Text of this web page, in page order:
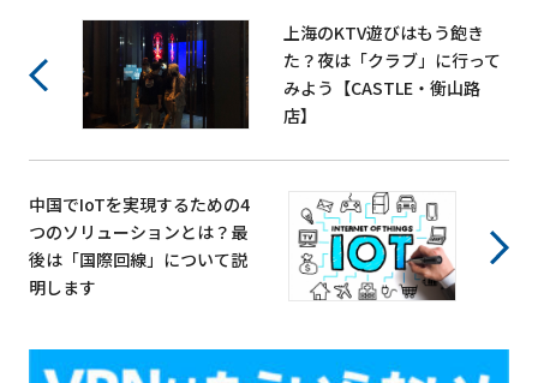
上海のKTV遊びはもう飽き
た？夜は「クラブ」に行って
みよう【CASTLE・衡山路
店】
中国でIoTを実現するための4
つのソリューションとは？最
後は「国際回線」について説
明します